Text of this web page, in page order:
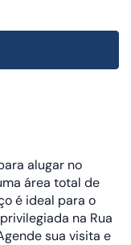
alugar no
área total de
é ideal para o
na Rua
sua visita e